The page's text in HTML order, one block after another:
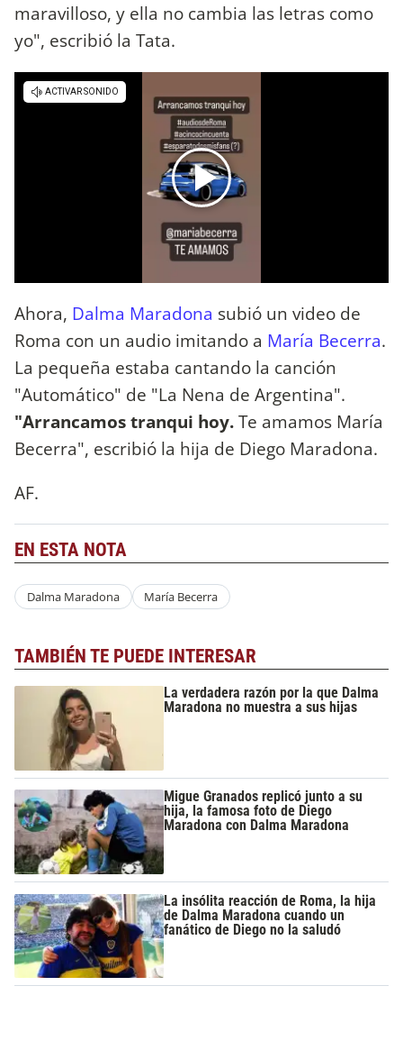
maravilloso, y ella no cambia las letras como
yo", escribió la Tata.
Ahora, Dalma Maradona subió un video de
Roma con un audio imitando a María Becerra.
La pequeña estaba cantando la canción
"Automático" de "La Nena de Argentina".
"Arrancamos tranqui hoy.Te amamos María
Becerra", escribió la hija de Diego Maradona.
AF.
EN ESTA NOTA
Dalma Maradona María Becerra
TAMBIÉN TE PUEDE INTERESAR
La verdadera razón por la que Dalma
Maradona no muestra a sus hijas
Migue Granados replicó junto a su
hija, la famosa foto de Diego
Maradona con Dalma Maradona
La insólita reacción de Roma, la hija
de Dalma Maradona cuando un
fanático de Diego no la saludó